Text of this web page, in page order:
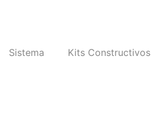
Sistema Kits Constructivos